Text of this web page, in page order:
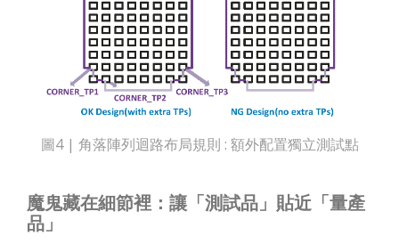
圖4 | 角落陣列迴路布局規則 : 額外配置獨立測試點
魔鬼藏在細節裡：讓「測試品」貼近「量產
品」